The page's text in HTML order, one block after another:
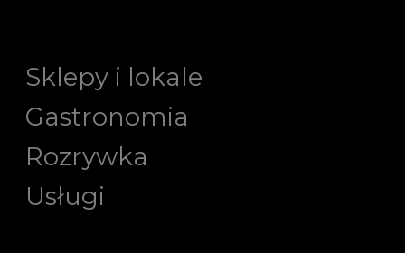
Sklepy i lokale
Gastronomia
Rozrywka
Usługi